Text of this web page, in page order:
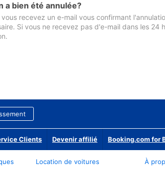
a bien été annulée?
recevez un e-mail vous confirmant
Si vous ne recevez pas d'e-mail dans les 24
Clients Devenir affilié Booking.com for
Location de voitures
À